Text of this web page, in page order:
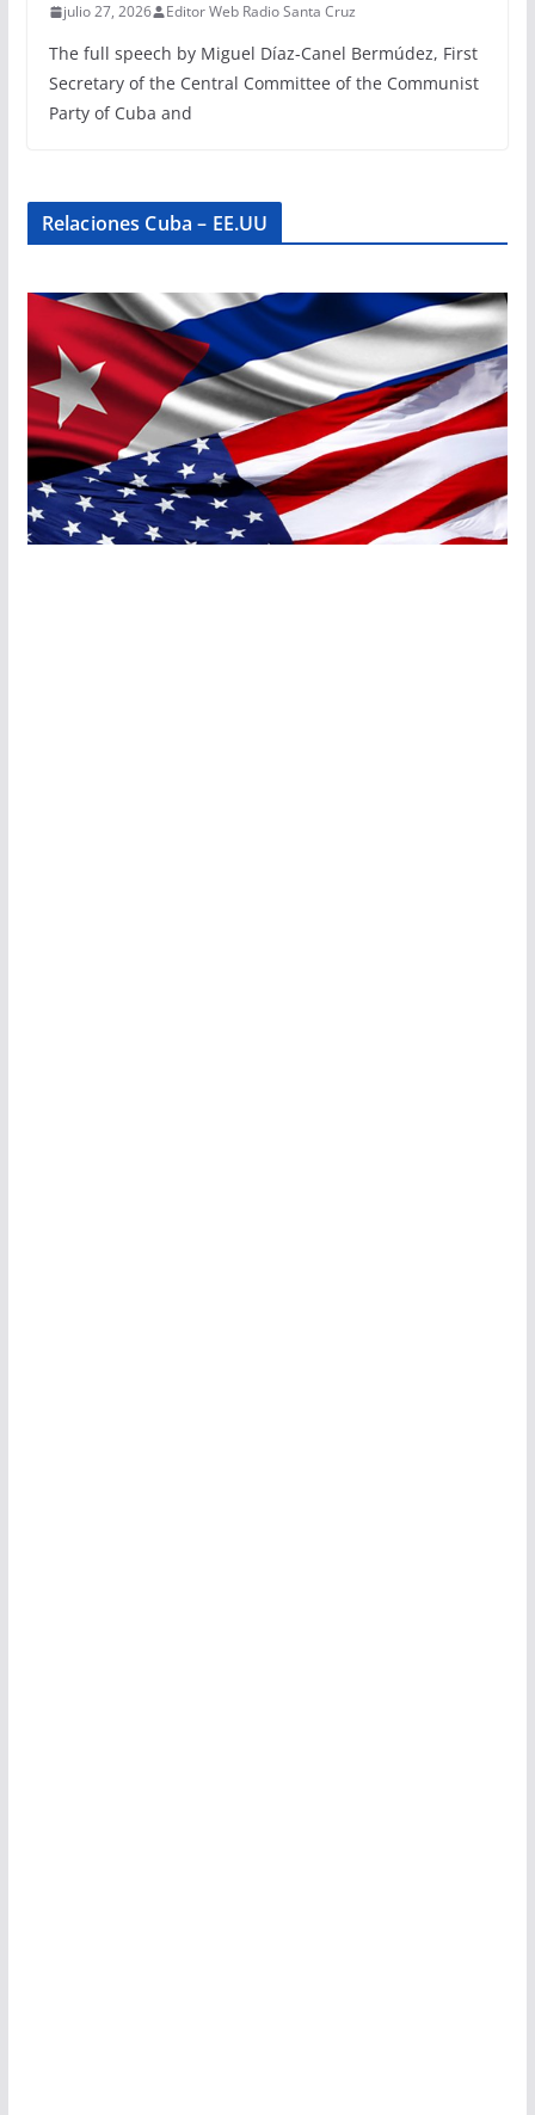
julio 27, 2026 Editor Web Radio Santa Cruz
The full speech by Miguel Díaz-Canel Bermúdez, First
Secretary of the Central Committee of the Communist
Party of Cuba and
Relaciones Cuba – EE.UU